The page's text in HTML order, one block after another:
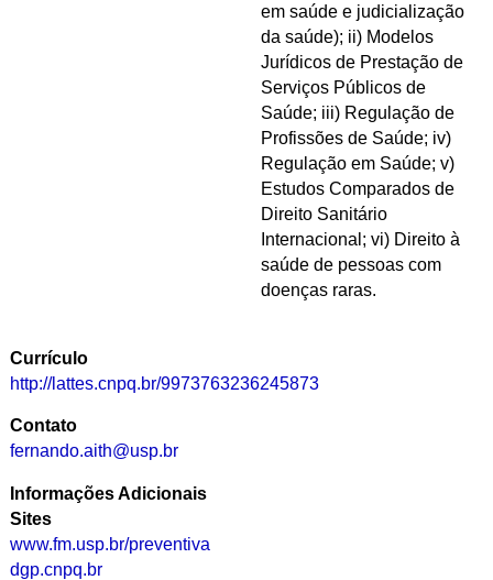
em saúde e judicialização
da saúde); ii) Modelos
Jurídicos de Prestação de
Serviços Públicos de
Saúde; iii) Regulação de
Profissões de Saúde; iv)
Regulação em Saúde; v)
Estudos Comparados de
Direito Sanitário
Internacional; vi) Direito à
saúde de pessoas com
doenças raras.
Currículo
http://lattes.cnpq.br/9973763236245873
Contato
fernando.aith@usp.br
Informações Adicionais
Sites
www.fm.usp.br/preventiva
dgp.cnpq.br